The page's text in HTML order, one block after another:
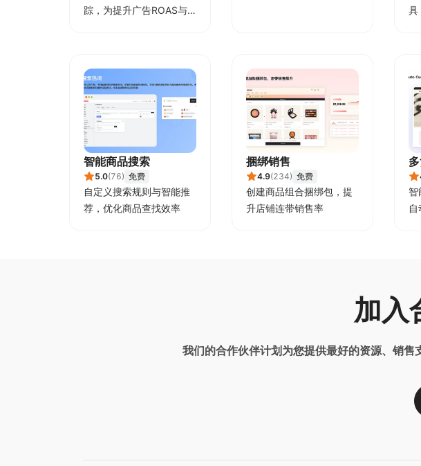
踪，为提升广告ROAS与
具
智能商品搜索
5.0(76) 免费
自定义搜索规则与智能推
荐，优化商品查找效率
捆绑销售
4.9(234) 免费
创建商品组合捆绑包，提
升店铺连带销售率
智
加入
我们的合作伙伴计划为您提供最好的资源、销